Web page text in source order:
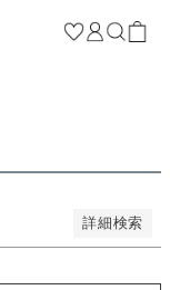
詳細検索